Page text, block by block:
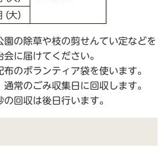
園の除草や枝の剪せんてい定などを
に届けてください。
のボランティア袋を使います。
常のごみ収集日に回収します。
回収は後日行います。